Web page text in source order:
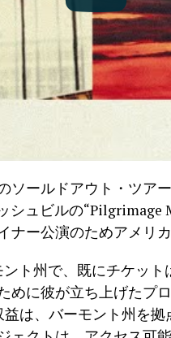
ソールドアウト・ツア
シュビルの
ー公演のためアメリカ
ト州で、既にチケッ
めに彼が立ち上げたプ
は、バーモント州を